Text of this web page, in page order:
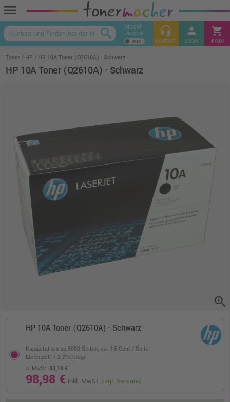
menu
keyboard_arrow_up
search Modell-
suche headset_mic
KONTAKT
person
LOGIN
shopping_cart
€ 0,00
Toner HP HP 10A Toner (Q2610A) · Schwarz
HP 10A Toner (Q2610A) · Schwarz
zoom_in
HP 10A Toner (Q2610A) · Schwarz
Kapazität bis zu 6000 Seiten, ca. 1,6 Cent / Seite
o. MwSt. 83,18 €
98,98 € inkl. MwSt.zzgl. Versand
Lieferzeit: 1-2 Werktage